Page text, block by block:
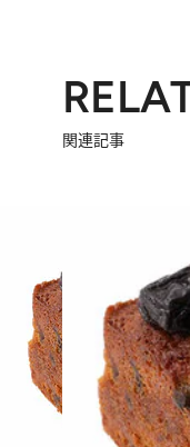
関連記事